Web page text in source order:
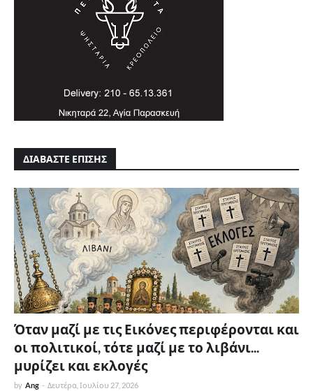
ΔΙΑΒΑΣΤΕ ΕΠΙΣΗΣ
Όταν μαζί με τις Εικόνες περιφέρονται και
οι πολιτικοί, τότε μαζί με το λιβάνι...
μυρίζει και εκλογές
by Ang - Δευτέρα, Ιουλίου 27, 2026